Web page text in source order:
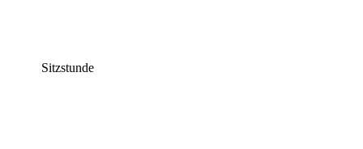
Sitzstunde